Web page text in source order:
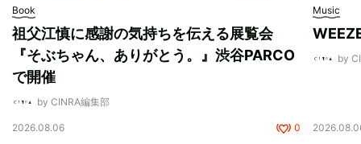
Book
祖父江慎に感謝の気持ちを伝える展覧会
『そぶちゃん、ありがとう。』渋谷PARCO
で開催
by CINRA編集部
2026.08.06 0
Music
by